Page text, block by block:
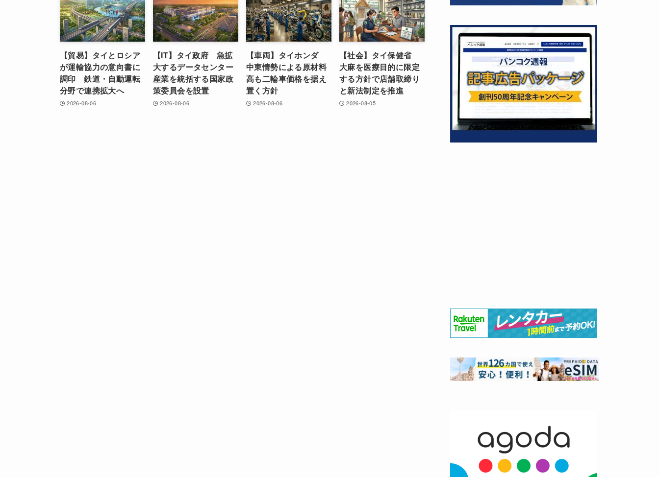
【貿易】タイとロシア
が運輸協力の意向書に
調印 鉄道・自動運転
分野で連携拡大へ
2026-08-06
【IT】タイ政府 急拡
大するデータセンター
産業を統括する国家政
策委員会を設置
2026-08-06
【車両】タイホンダ
中東情勢による原材料
高も二輪車価格を据え
置く方針
2026-08-06
【社会】タイ保健省
大麻を医療目的に限定
する方針で店舗取締り
と新法制定を推進
2026-08-05